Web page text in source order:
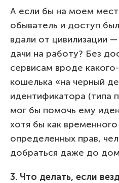
А если бы на моем
обыватель и доступ
вдали от цивилизации
дачи на работу? Без
сервисам вроде
кошелька «на черный
идентификатора (типа
мог бы помочь ему
хотя бы как
определенных прав,
добраться даже до
3. Что делать, если